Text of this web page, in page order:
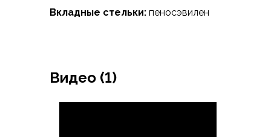
Капюшоны-банданы
Носки
Видео (1)
Вкладные стельки: пеносэвилен